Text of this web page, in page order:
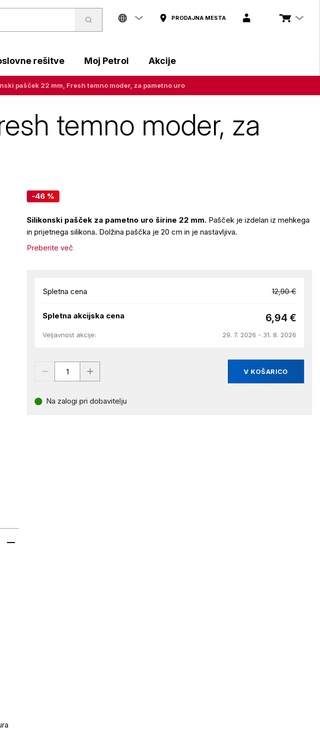
PRODAJNA MESTA
rešitve Moj Petrol Akcije
pašček 22 mm, Fresh temno moder, za pametno uro
temno moder, za
-46 %
Silikonski pašček za pametno uro širine 22 mm. Pašček je izdelan iz mehkega
in prijetnega silikona. Dolžina paščka je 20 cm in je nastavljiva.
Preberite več
Spletna cena 12,90 €
Spletna akcijska cena 6,94 €
Veljavnost akcije: 29. 7. 2026 - 31. 8. 2026
V KOŠARICO
Na zalogi pri dobavitelju